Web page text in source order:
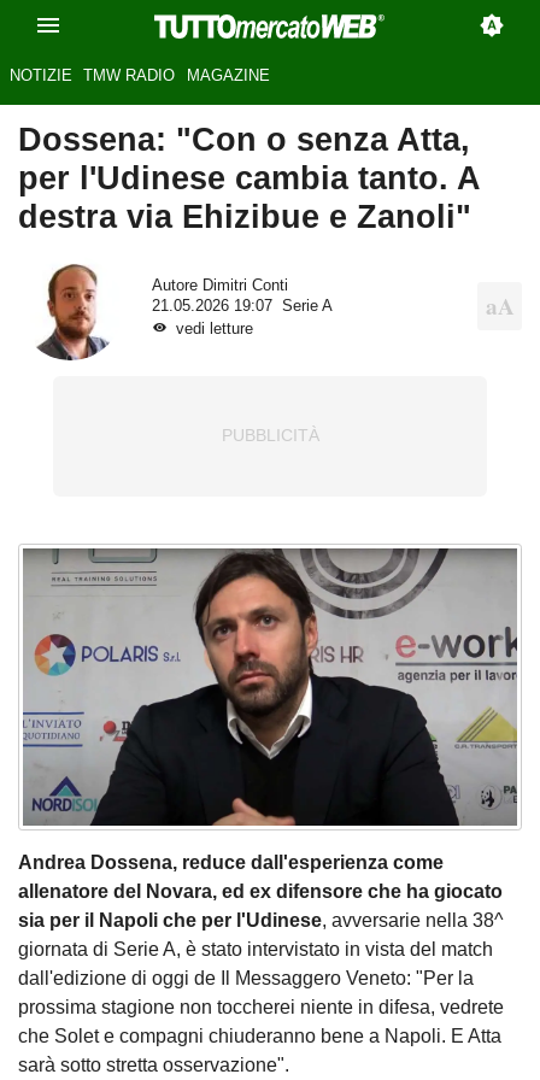
NOTIZIE TMW RADIO MAGAZINE
Dossena: "Con o senza Atta,
per l'Udinese cambia tanto. A
destra via Ehizibue e Zanoli"
Autore Dimitri Conti
21.05.2026 19:07
Serie A
vedi letture
Andrea Dossena, reduce dall'esperienza come
allenatore del Novara, ed ex difensore che ha giocato
sia per il Napoli che per l'Udinese, avversarie nella 38^
giornata di Serie A, è stato intervistato in vista del match
dall'edizione di oggi de Il Messaggero Veneto: "Per la
prossima stagione non toccherei niente in difesa, vedrete
che Solet e compagni chiuderanno bene a Napoli. E Atta
sarà sotto stretta osservazione".